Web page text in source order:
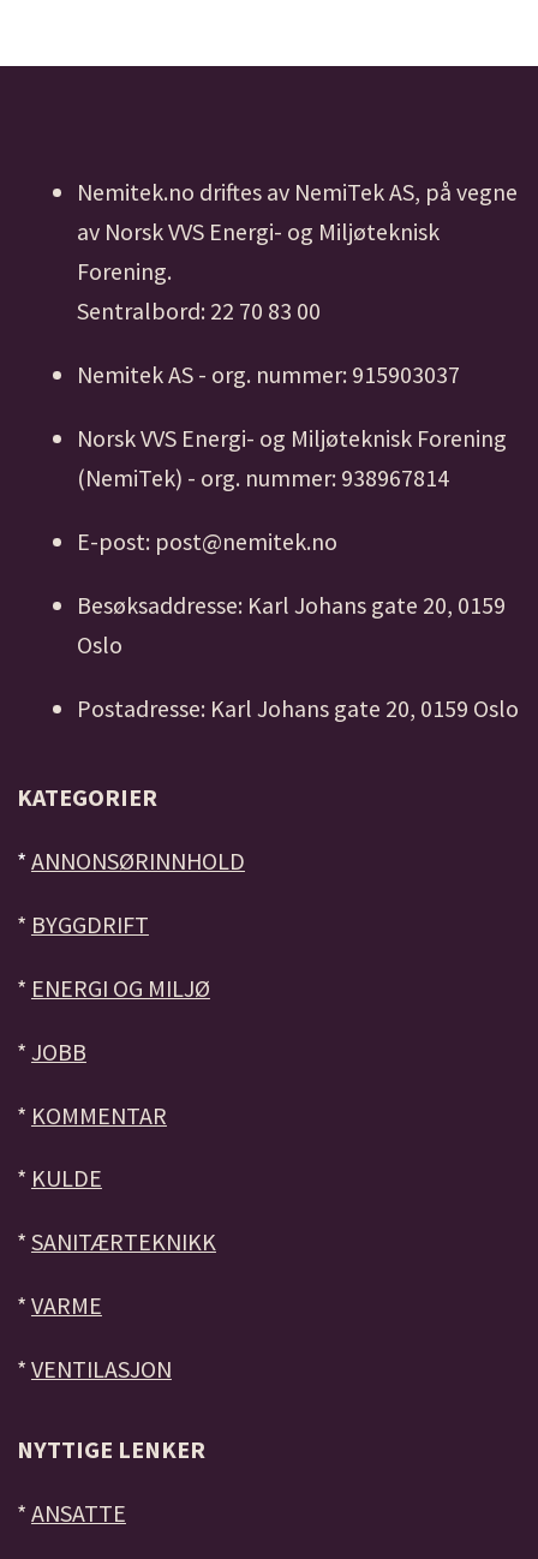
Nemitek.no driftes av NemiTek AS, på vegne
av Norsk VVS Energi- og Miljøteknisk
Forening.
Sentralbord: 22 70 83 00
Nemitek AS - org. nummer: 915903037
Norsk VVS Energi- og Miljøteknisk Forening
(NemiTek) - org. nummer: 938967814
E-post: post@nemitek.no
Besøksaddresse: Karl Johans gate 20, 0159
Oslo
Postadresse: Karl Johans gate 20, 0159 Oslo
KATEGORIER
* ANNONSØRINNHOLD
* BYGGDRIFT
* ENERGI OG MILJØ
* JOBB
* KOMMENTAR
* KULDE
* SANITÆRTEKNIKK
* VARME
* VENTILASJON
NYTTIGE LENKER
* ANSATTE